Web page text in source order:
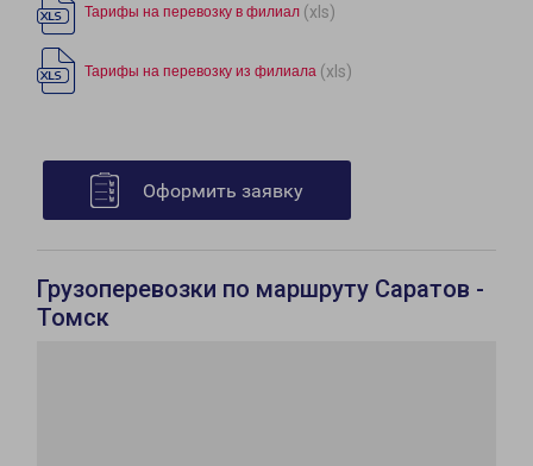
Тарифы на перевозку в филиал (xls)
Тарифы на перевозку из филиала (xls)
Оформить заявку
Грузоперевозки по маршруту Саратов -
Томск